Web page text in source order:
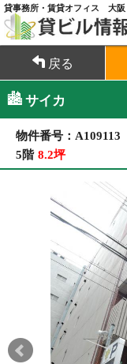
貸事務所・賃貸オフィス 大阪
戻る
サイカ
物件番号：A109113
5階 8.2坪